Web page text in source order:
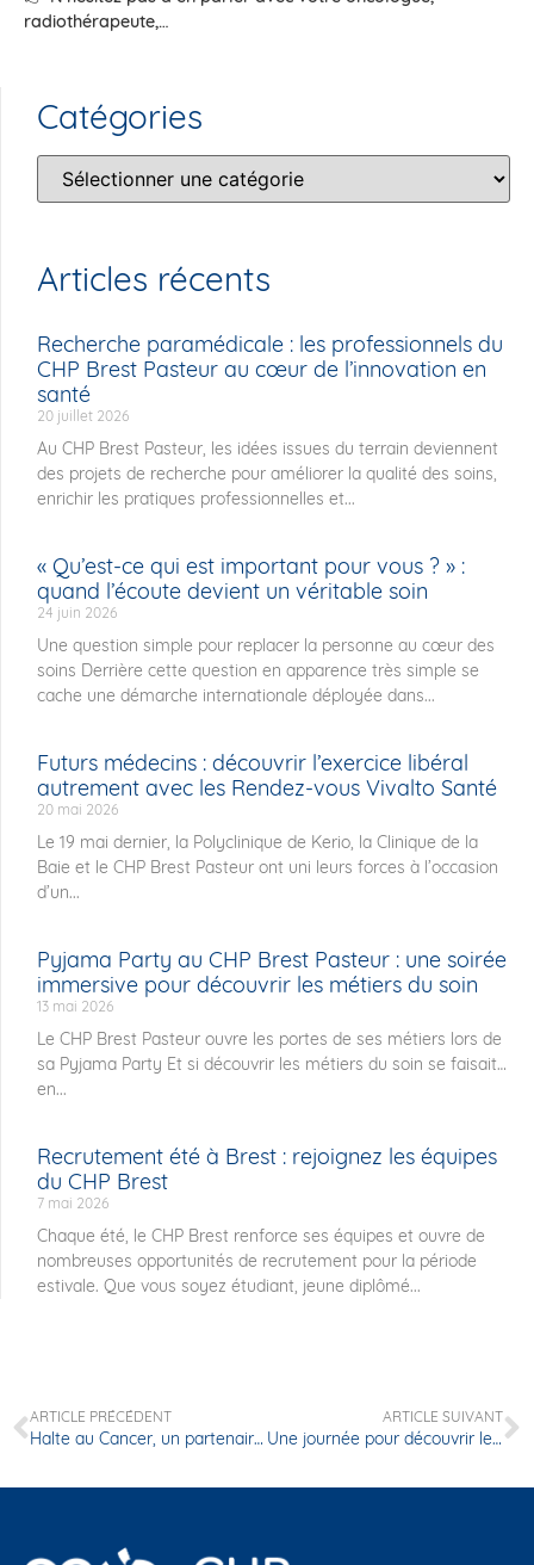
radiothérapeute,…
Catégories
Articles récents
Recherche paramédicale : les professionnels du
CHP Brest Pasteur au cœur de l’innovation en
santé
20 juillet 2026
Au CHP Brest Pasteur, les idées issues du terrain deviennent
des projets de recherche pour améliorer la qualité des soins,
enrichir les pratiques professionnelles et...
« Qu’est-ce qui est important pour vous ? » :
quand l’écoute devient un véritable soin
24 juin 2026
Une question simple pour replacer la personne au cœur des
soins Derrière cette question en apparence très simple se
cache une démarche internationale déployée dans...
Futurs médecins : découvrir l’exercice libéral
autrement avec les Rendez-vous Vivalto Santé
20 mai 2026
Le 19 mai dernier, la Polyclinique de Kerio, la Clinique de la
Baie et le CHP Brest Pasteur ont uni leurs forces à l’occasion
d’un...
Pyjama Party au CHP Brest Pasteur : une soirée
immersive pour découvrir les métiers du soin
13 mai 2026
Le CHP Brest Pasteur ouvre les portes de ses métiers lors de
sa Pyjama Party Et si découvrir les métiers du soin se faisait…
en...
Recrutement été à Brest : rejoignez les équipes
du CHP Brest
7 mai 2026
Chaque été, le CHP Brest renforce ses équipes et ouvre de
nombreuses opportunités de recrutement pour la période
estivale. Que vous soyez étudiant, jeune diplômé...
ARTICLE PRÉCÉDENT
Halte au Cancer, un partenaire engagé au service du bien-être des patients du CHP Brest
ARTICLE SUIVANT
Une journée pour découvrir les soins de bien-être au CHP Brest – Pasteur